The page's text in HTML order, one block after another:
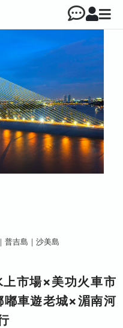
普吉島｜沙美島
市場×美功火車市
車遊老城×湄南河